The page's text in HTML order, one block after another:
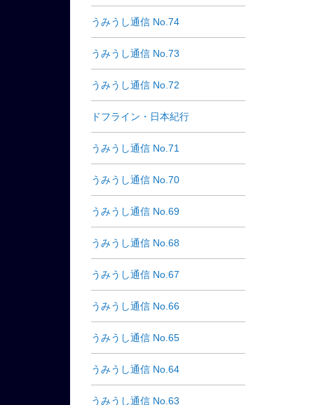
うみうし通信 No.74
うみうし通信 No.73
うみうし通信 No.72
ドフライン・日本紀行
うみうし通信 No.71
うみうし通信 No.70
うみうし通信 No.69
うみうし通信 No.68
うみうし通信 No.67
うみうし通信 No.66
うみうし通信 No.65
うみうし通信 No.64
うみうし通信 No.63